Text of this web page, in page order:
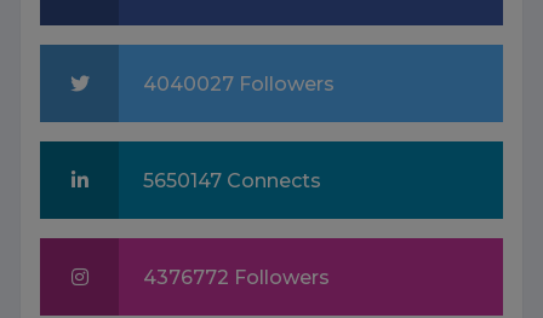
4040027 Followers
5650147 Connects
4376772 Followers